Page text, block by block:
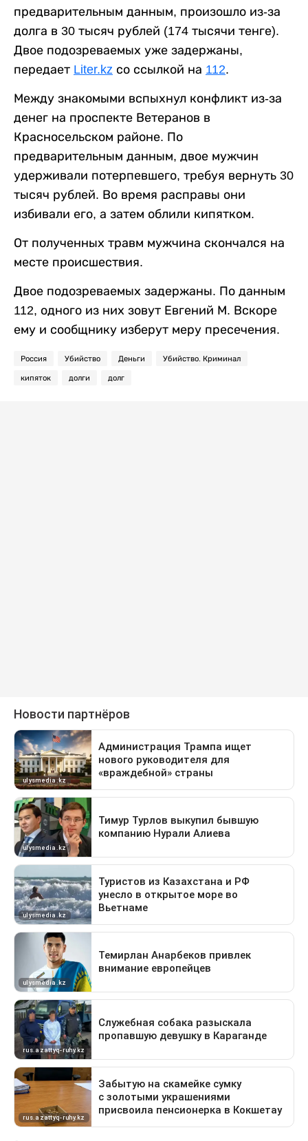
предварительным данным, произошло из-за
долга в 30 тысяч рублей (174 тысячи тенге).
Двое подозреваемых уже задержаны,
передает Liter.kz со ссылкой на 112.
Между знакомыми вспыхнул конфликт из-за
денег на проспекте Ветеранов в
Красносельском районе. По
предварительным данным, двое мужчин
удерживали потерпевшего, требуя вернуть 30
тысяч рублей. Во время расправы они
избивали его, а затем облили кипятком.
От полученных травм мужчина скончался на
месте происшествия.
Двое подозреваемых задержаны. По данным
112, одного из них зовут Евгений М. Вскоре
ему и сообщнику изберут меру пресечения.
Россия Убийство Деньги Убийство. Криминал
кипяток долги долг